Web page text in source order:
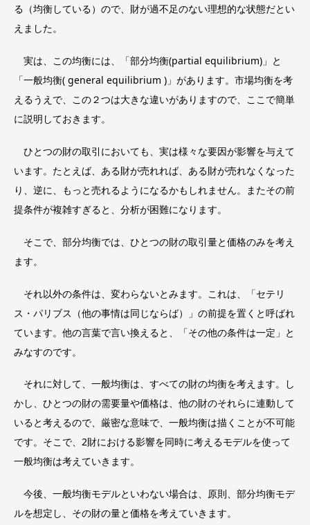
る（均衡している）ので、財が過不足のない理想的な状態だとい
えました。
実は、この均衡には、「部分均衡(partial equilibrium)」と
「一般均衡( general equilibrium )」があります。市場均衡を考
えるうえで、この２つは大きな違いがありますので、ここで簡単
に説明しておきます。
ひとつの財の取引においても、実は様々な要因が影響を与えて
います。たとえば、ある財が売れれば、ある財が売れなくなった
り、逆に、もっと売れるようになるかもしれません。またその前
提条件が複雑すぎると、分析が困難になります。
そこで、部分均衡では、ひとつの財の取引量と価格のみを考え
ます。
それ以外の条件は、変わらないとみます。これは、「セテリ
ス・パリブス（他の事情は同じならば）」の前提を置くと呼ばれ
ています。他の言葉で言い換えると、「その他の条件は一定」と
みなすのです。
それに対して、一般均衡は、すべての財の均衡を考えます。し
かし、ひとつの財の需要量や価格は、他の財のそれらに連動して
いると考えるので、厳密な意味で、一般均衡は描くことが不可能
です。そこで、2財における影響を同時に考えるモデルを使って
一般均衡は考えていきます。
今後、一般均衡モデルといわない場合は、原則、部分均衡モデ
ルを想定し、その財の量と価格を考えていきます。